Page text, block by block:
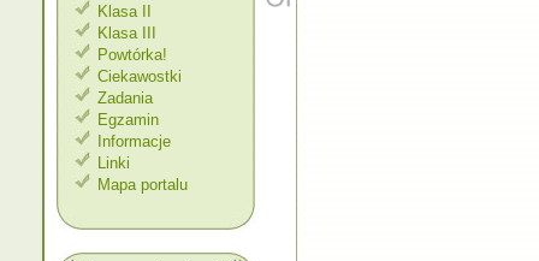
Klasa II
Klasa III
Powtórka!
Ciekawostki
Zadania
Egzamin
Informacje
Linki
Mapa portalu